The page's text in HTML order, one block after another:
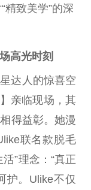
精致美学”的深
高光时刻
达人的惊喜空
亲临现场，其
得益彰。她漫
联名款脱毛
”理念：“真正
护。Ulike不仅